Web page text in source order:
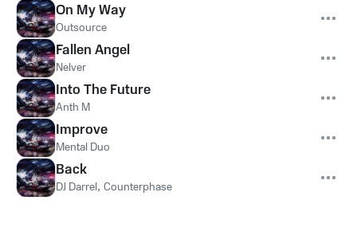
On My Way
Outsource
Fallen Angel
Nelver
Into The Future
Anth M
Improve
Mental Duo
Back
DJ Darrel, Counterphase